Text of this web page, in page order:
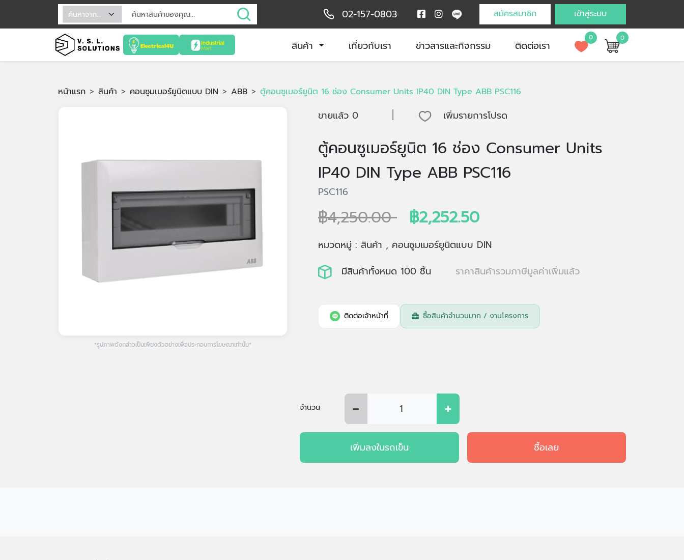
02-157-0803 สมัครสมาชิก เข้าสู่ระบบ
สินค้า เกี่ยวกับเรา ข่าวสารและกิจกรรม ติดต่อเรา
0 0
หน้าแรก สินค้า คอนซูมเมอร์ยูนิตแบบ DIN ABB ตู้คอนซูเมอร์ยูนิต 16 ช่อง Consumer Units IP40 DIN Type ABB PSC116
*รูปภาพดังกล่าวเป็นเพียงตัวอย่างเพื่อประกอบการโฆษณาเท่านั้น*
ขายแล้ว 0 | เพิ่มรายการโปรด
ตู้คอนซูเมอร์ยูนิต 16 ช่อง Consumer Units
IP40 DIN Type ABB PSC116
PSC116
฿4,250.00 ฿2,252.50
หมวดหมู่ : สินค้า , คอนซูมเมอร์ยูนิตแบบ DIN
มีสินค้าทั้งหมด 100 ชิ้น
ราคาสินค้ารวมภาษีมูลค่าเพิ่มแล้ว
ติดต่อเจ้าหน้าที่ ซื้อสินค้าจำนวนมาก / งานโครงการ
จำนวน - +
เพิ่มลงในรถเข็น ซื้อเลย